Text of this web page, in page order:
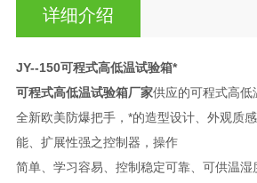
详细介绍
JY--150可程式高低温试验箱*
可程式高低温试验箱厂家供应的可程式高低
全新欧美防爆把手，*的造型设计、外观质
能、扩展性强之控制器，操作
简单、学习容易、控制稳定可靠、可供温湿